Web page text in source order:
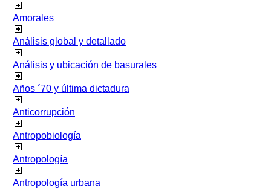
Amorales
Análisis global y detallado
Análisis y ubicación de basurales
Años ´70 y última dictadura
Anticorrupción
Antropobiología
Antropología
Antropología urbana